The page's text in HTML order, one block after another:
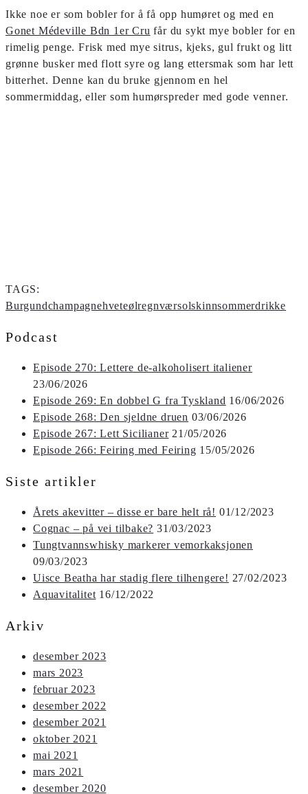
Ikke noe er som bobler for å få opp humøret og med en
Gonet Médeville Bdn 1er Cru får du sykt mye bobler for en
rimelig penge. Frisk med mye sitrus, kjeks, gul frukt og litt
grønne busker med flott syre og lang ettersmak som har lett
bitterhet. Denne kan du bruke gjennom en hel
sommermiddag, eller som humørspreder med gode venner.
TAGS:
Burgundchampagnehveteølregnværsolskinnsommerdrikke
Podcast
Episode 270: Lettere de-alkoholisert italiener
23/06/2026
Episode 269: En dobbel G fra Tyskland 16/06/2026
Episode 268: Den sjeldne druen 03/06/2026
Episode 267: Lett Sicilianer 21/05/2026
Episode 266: Feiring med Feiring 15/05/2026
Siste artikler
Årets akevitter – disse er bare helt rå! 01/12/2023
Cognac – på vei tilbake? 31/03/2023
Tungtvannswhisky markerer vemorkaksjonen
09/03/2023
Uisce Beatha har stadig flere tilhengere! 27/02/2023
Aquavitalitet 16/12/2022
Arkiv
desember 2023
mars 2023
februar 2023
desember 2022
desember 2021
oktober 2021
mai 2021
mars 2021
desember 2020